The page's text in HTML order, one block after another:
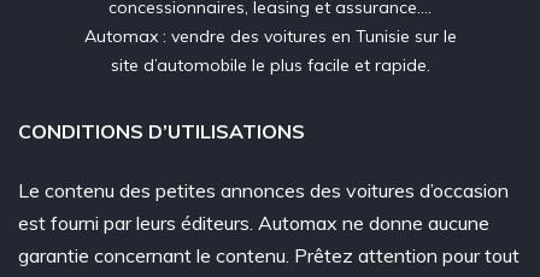
concessionnaires, leasing et assurance….
Automax : vendre des voitures en Tunisie sur le
site d’automobile le plus facile et rapide.
CONDITIONS D’UTILISATIONS
Le contenu des petites annonces des voitures d’occasion
est fourni par leurs éditeurs. Automax ne donne aucune
garantie concernant le contenu. Prêtez attention pour tout